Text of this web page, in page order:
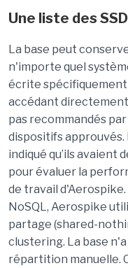
Une liste des
La base peut
n'importe quel
écrite spécifiquement
accédant directement
pas recommandés
dispositifs approuvés.
indiqué qu’ils avaient
pour évaluer la
de travail
NoSQL, Aerospike
partage (shared-
clustering. La base
répartition manuelle.